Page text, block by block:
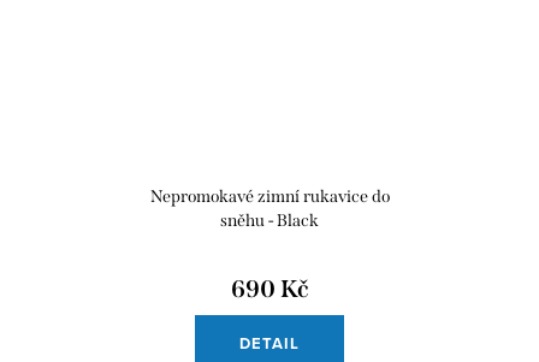
Nepromokavé zimní rukavice do
sněhu - Black
690 Kč
DETAIL